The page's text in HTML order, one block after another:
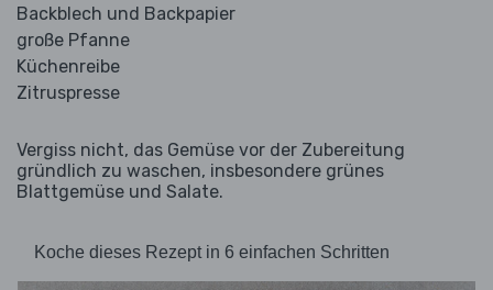
Backblech und Backpapier
große Pfanne
Küchenreibe
Zitruspresse
Vergiss nicht, das Gemüse vor der Zubereitung
gründlich zu waschen, insbesondere grünes
Blattgemüse und Salate.
Koche dieses Rezept in 6 einfachen Schritten